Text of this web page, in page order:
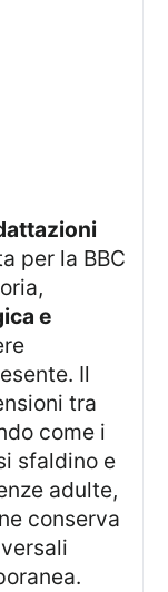
per la BBC
e
Il
tra
come i
sfaldino e
adulte,
conserva